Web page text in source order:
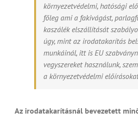
környezetvédelmi, hatósági
főleg ami a fakivágást,
kaszálék elszállítását
úgy, mint az irodatakarítás
munkáinál, itt is EU
vegyszereket használunk,
a környezetvédelmi
Az irodatakarításnál bevezetett